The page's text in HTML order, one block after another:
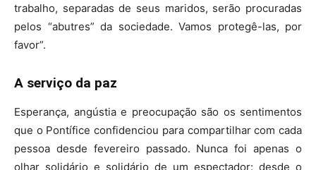
trabalho, separadas de seus maridos, serão procuradas
pelos “abutres” da sociedade. Vamos protegê-las, por
favor”.
A serviço da paz
Esperança, angústia e preocupação são os sentimentos
que o Pontífice confidenciou para compartilhar com cada
pessoa desde fevereiro passado. Nunca foi apenas o
olhar solidário e solidário de um espectador: desde o